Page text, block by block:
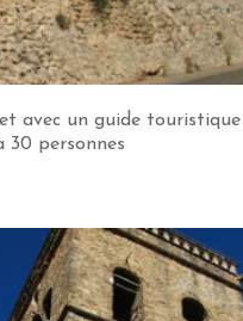
avec un guide
30 personnes